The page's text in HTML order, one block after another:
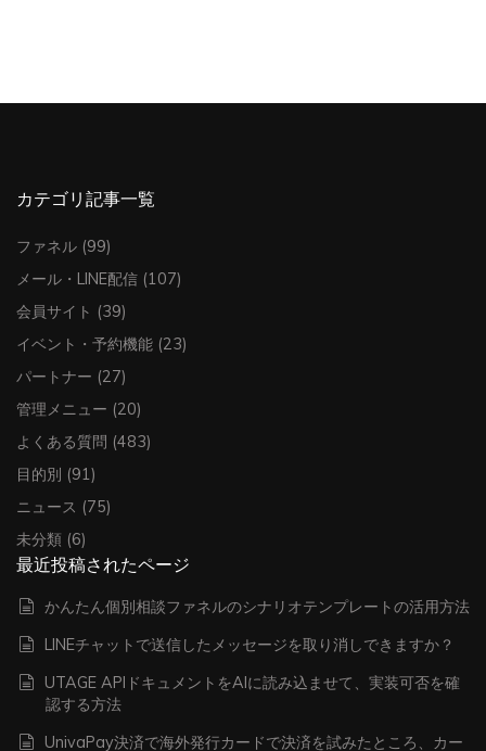
カテゴリ記事一覧
ファネル (99)
メール・LINE配信 (107)
会員サイト (39)
イベント・予約機能 (23)
パートナー (27)
管理メニュー (20)
よくある質問 (483)
目的別 (91)
ニュース (75)
未分類 (6)
最近投稿されたページ
かんたん個別相談ファネルのシナリオテンプレートの活用方法
LINEチャットで送信したメッセージを取り消しできますか？
UTAGE APIドキュメントをAIに読み込ませて、実装可否を確
認する方法
UnivaPay決済で海外発行カードで決済を試みたところ、カー